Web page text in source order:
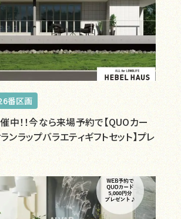
番区画
中！！今なら来場予約で【QUOカー
ラップバラエティギフトセット】プレ